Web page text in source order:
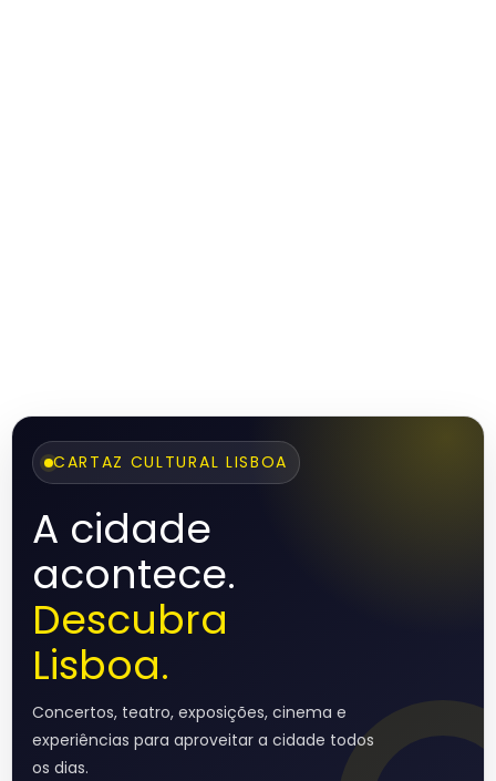
CARTAZ CULTURAL LISBOA
A cidade
acontece.
Descubra
Lisboa.
Concertos, teatro, exposições, cinema e
experiências para aproveitar a cidade todos
os dias.